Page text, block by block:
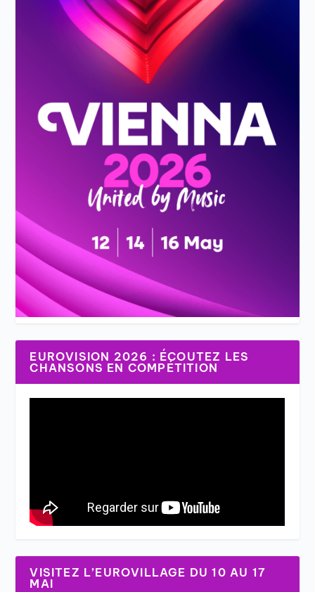
EUROVISION 2026 : ÉCOUTEZ LES
CHANSONS EN COMPÉTITION
VISITEZ L’EUROVILLAGE DU 10 AU 17
MAI